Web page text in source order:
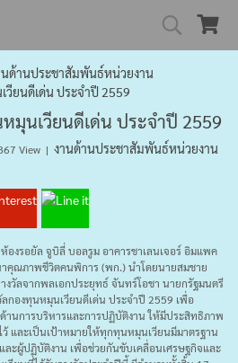
MALL
นหมุนเวียนโรงงานในอารักษ์
for Persons with
นด้านประชาสัมพันธ์หน่วยงาน
ยนดีเด่น ประจำปี 2559
มุนเวียนดีเด่น ประจำปี 2559
View | งานด้านประชาสัมพันธ์หน่วยงาน
องรอยัล จูบิลี่ บอลรูม อาคารชาเลนเจอร์ อิมแพค
าคุณภาพชีวิตคนพิการ (พก.) นำโดยนายสมชาย
งวัลจากพลเอกประยุทธ์ จันทร์โอชา นายกรัฐมนตรี
กองทุนหมุนเวียนดีเด่น ประจำปี 2559 เพื่อ
นการบริหารและการปฏิบัติงาน ให้มีประสิทธิภาพ
และเป็นเป้าหมายให้ทุกทุนหมุนเวียนมีมาตรฐาน
ละผู้ปฏิบัติงาน เพื่อช่วยกันขับเคลื่อนเศรษฐกิจและ